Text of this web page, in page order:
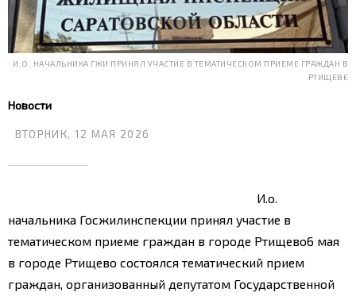
И.О. НАЧАЛЬНИКА ГЖИ ПРИНЯЛ УЧАСТИЕ В ТЕМАТИЧЕСКОМ ПРИЕМЕ ГРАЖДАН В
РТИЩЕВЕ
Новости
ВТОРНИК, 12 МАЯ 2026
И.о.
начальника Госжилинспекции принял участие в
тематическом приеме граждан в городе Ртищево6 мая
в городе Ртищево состоялся тематический прием
граждан, организованный депутатом Государственной